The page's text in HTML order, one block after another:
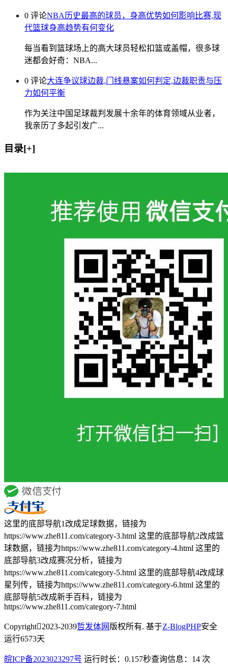
0 评论NBA历史最高的球员，身高优势如何影响比赛,现
代篮球身高趋势有何变化
每当看到篮球场上的高大球员轻松扣篮或盖帽，很多球
迷都会好奇：NBA...
0 评论大连争议球边裁,门线悬案如何判定,边裁职责与压
力如何平衡
作为关注中国足球裁判发展十余年的体育领域从业者，
我亲历了多起引发广...
目录[+]
这里的底部导航1改成足球数据，链接为
https://www.zhe811.com/category-3.html 这里的底部导航2改成篮
球数据，链接为https://www.zhe811.com/category-4.html 这里的
底部导航3改成赛况分析，链接为
https://www.zhe811.com/category-5.html 这里的底部导航4改成球
星列传，链接为https://www.zhe811.com/category-6.html 这里的
底部导航5改成新手百科，链接为
https://www.zhe811.com/category-7.html
Copyright 2023-2039哲发体网 版权所有. 基于Z-BlogPHP安全
运行6573天
皖ICP备2023023297号 运行时长：0.157秒查询信息：14 次